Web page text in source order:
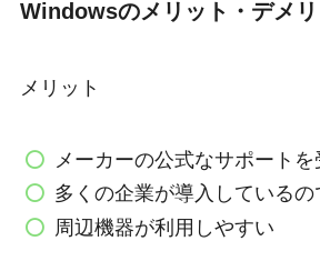
Windowsのメリット・デメリ
メリット
メーカーの公式なサポートを
多くの企業が導入している
周辺機器が利用しやすい